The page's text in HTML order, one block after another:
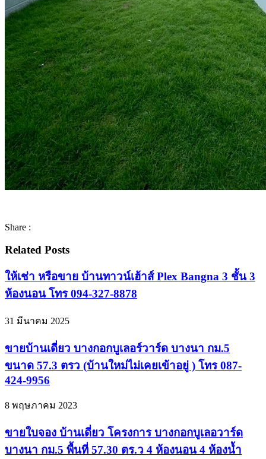
Share :
Related Posts
ให้เช่า หรือขาย บ้านทาวน์เฮ้าส์ Plex Bangna 3 ชั้น 3
ห้องนอน โทร 094-327-8878
31 มีนาคม 2025
ขายบ้านเดี่ยว บางกอกบูเลอร์วาร์ด บางนา กม.5
ขนาด 57.3 ตรว (บ้านใหม่ไม่เคยเข้าอยู่ ) โทร 087-
424-9956
8 พฤษภาคม 2023
ขายใบจอง บ้านเดี่ยว โครงการ บางกอกบูเลอวาร์ด
บางนา กม.5 พื้นที่ 57.30 ตร.ว 4 ห้องนอน 4 ห้องน้ำ